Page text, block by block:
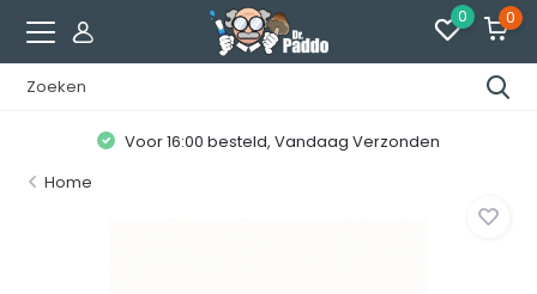
0 0
Voor 16:00 besteld, Vandaag Verzonden
Home